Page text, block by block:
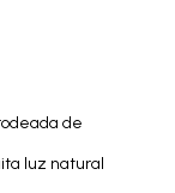
de
luz natural